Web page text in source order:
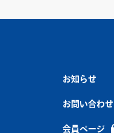
お知らせ
お問い合わせ
会員ページ